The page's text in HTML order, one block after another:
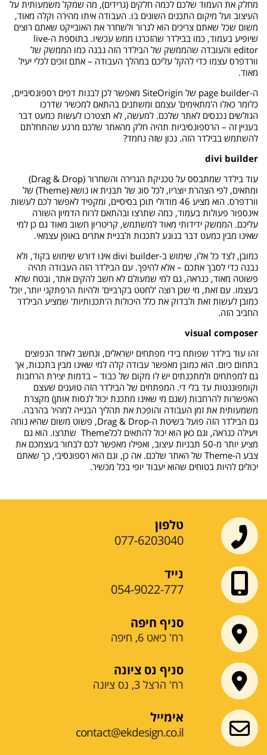
מחלק את העמוד שלכם לכמה חלקים (גרידים), מה שמקל משמעותית על
העיצוב ועל מיקום התכנים השונים בו. העבודה איתו מהירה וקלה מאוד,
משום שכל שאתם צריכים הוא לגרור ולשחרר את האובייקט שאתם רוצים
שיופיע בעמוד, כמו בבילדר שהזכרנו ממש עכשיו. בתוספת ה-live
editor והעובדה שהממשק של הבילדר הזה נבנה כמו הממשק של
וורדפרס עצמו כדי להקל עליכם במהלך העבודה – אתם זוכים לכלי יעיל
מאוד.
ה-page builder של SiteOrigin מאפשר לכן לבנות דפים רספונסיביים,
כלומר כאלו ה'מתאימים' עצמם ומשתנים בהתאם למכשיר שדרכו
הגולשים נכנסים לאתר שלכם. למעשה, לא תצטרכו לעשות כמעט דבר
בעניין זה – הרספונסיביות תהיה חלק מהאתר שלכם מרגע שהתחלתם
להשתמש בבילדר הזה. נכון שזה נחמד?
divi builder
עוד בילדר שמתבסס על טכניקת הגרירה והשחרור (Drag & Drop)
ומתאים, לפי הצהרת יוצריו, לכל סוג של תבנית או נושא (Theme) של
וורדפרס. הוא מציע 46 מודולי תוכן בסיסיים, ומקפיד לאפשר לכם לעשות
אינספור פעולות בעמוד, כמה שתרצו ובהתאם לרוח הדמיון השורה
עליכם. הממשק ידידותי מאוד למשתמש, קריטריון חשוב מאוד גם כן למי
שאינו מבין כמעט דבר בנוגע לתכנות ולבניית אתרים באופן עצמאי.
כמובן, לצד כל אלו, שימוש ב-divi builder אינו דורש שימוש בקוד, ולא
נבנה כדי לסבך אתכם – אלא להיפך. עם הבילדר הזה העבודה תהיה
פשוטה מאוד, כנראה, גם למי שמעולם לא חשב להקים אתר, ובטח שלא
בעצמו. עם זאת, מי שכן רוצה 'לחטט בקרביים' ולהיות הרפתקני יותר, יוכל
כמובן לעשות זאת ולבדוק את כלל היכולות ה'תכנותיות' שמציע הבילדר
החביב הזה.
visual composer
זהו עוד בילדר שפותח בידי מפתחים ישראלים, ונחשב לאחד הנפוצים
בתחום כיום. הוא כמובן מאפשר עבודה קלה למי שאינו מבין בתכנות, אך
גם למפתחים ולמתכנתים יש לו מקום של כבוד – בדמות יצירת הרחבות
וקומפוננטות עד בלי די. המפתחים של הבילדר הזה טוענים שעצם
האפשרות להרחבות (שגם מי שאינו מתכנת יכול לנסות אותן) מקצרת
משמעותית את זמן העבודה והופכת את תהליך הבנייה למהיר בהרבה.
גם הבילדר הזה פועל בשיטת ה-Drag & Drop, פשוט משום שהיא נוחה
ויעילה כנראה, וגם כאן הוא יכול להתאים לכלTheme שתרצו. הוא גם
מציע יותר מ-50 תבניות עיצוב, ואפילו מאפשר לכם לבחור בעצמכם את
צבע ה-Theme של האתר שלכם. אה כן, וגם הוא רספונסיבי, כך שאתם
יכולים להיות בטוחים שהוא יעבוד יופי בכל מכשיר.
טלפון
077-6203040
נייד
054-9022-777
סניף חיפה
רח' כיאט 6, חיפה
סניף נס ציונה
רח' הרצל 3, נס ציונה
אימייל
contact@ekdesign.co.il